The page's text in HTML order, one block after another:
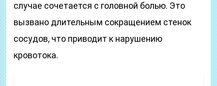
случае сочетается с головной болью. Это
вызвано длительным сокращением стенок
сосудов, что приводит к нарушению
кровотока.